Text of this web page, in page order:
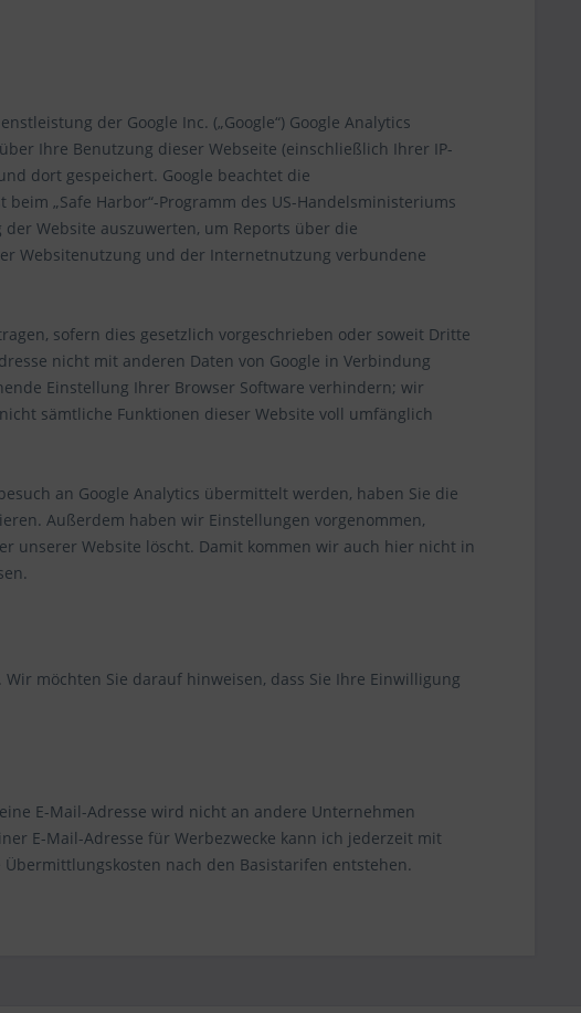
der Google Inc. („Google“) Google Analytics
Ihre Benutzung dieser Webseite (einschließlich Ihrer IP-
dort gespeichert. Google beachtet die
„Safe Harbor“-Programm des US-Handelsministeriums
Website auszuwerten, um Reports über die
Websitenutzung und der Internetnutzung verbundene
sofern dies gesetzlich vorgeschrieben oder soweit Dritte
nicht mit anderen Daten von Google in Verbindung
Einstellung Ihrer Browser Software verhindern; wir
sämtliche Funktionen dieser Website voll umfänglich
an Google Analytics übermittelt werden, haben Sie die
Außerdem haben wir Einstellungen vorgenommen,
unserer Website löscht. Damit kommen wir auch hier nicht in
möchten Sie darauf hinweisen, dass Sie Ihre Einwilligung
E-Mail-Adresse wird nicht an andere Unternehmen
E-Mail-Adresse für Werbezwecke kann ich jederzeit mit
nach den Basistarifen entstehen.